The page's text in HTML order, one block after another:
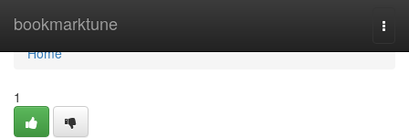
bookmarktune
Home
Home
1